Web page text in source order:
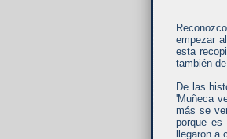
empezar
esta
también
De las
'Muñeca
más se
porque
llegaron